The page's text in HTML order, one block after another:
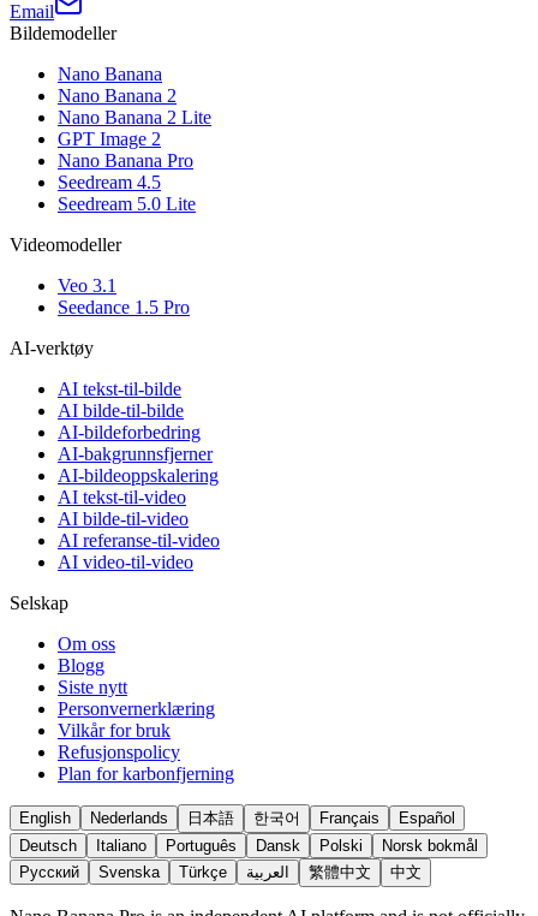
Email
Bildemodeller
Nano Banana
Nano Banana 2
Nano Banana 2 Lite
GPT Image 2
Nano Banana Pro
Seedream 4.5
Seedream 5.0 Lite
Videomodeller
Veo 3.1
Seedance 1.5 Pro
AI-verktøy
AI tekst-til-bilde
AI bilde-til-bilde
AI-bildeforbedring
AI-bakgrunnsfjerner
AI-bildeoppskalering
AI tekst-til-video
AI bilde-til-video
AI referanse-til-video
AI video-til-video
Selskap
Om oss
Blogg
Siste nytt
Personvernerklæring
Vilkår for bruk
Refusjonspolicy
Plan for karbonfjerning
English Nederlands 日本語 한국어 Français
Español
Deutsch
Italiano Português Dansk Polski
Norsk bokmål
Русский
Svenska Türkçe العربية 繁體中文 中文